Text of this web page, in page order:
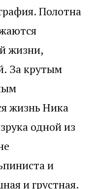
Полотна
жизни,
За крутым
жизнь Ника
одной из
и
и грустная.